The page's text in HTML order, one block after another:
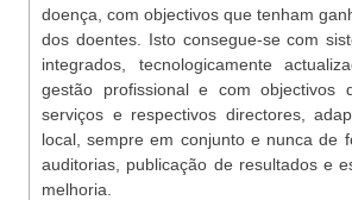
doença, com objectivos que tenham
dos doentes. Isto consegue-se com
integrados, tecnologicamente
gestão profissional e com objectivos
serviços e respectivos directores,
local, sempre em conjunto e nunca de
auditorias, publicação de resultados e
melhoria.